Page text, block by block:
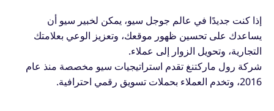
إذا كنت جديدًا في عالم جوجل سيو، يمكن لخبير سيو أن
يساعدك على تحسين ظهور موقعك، وتعزيز الوعي بعلامتك
التجارية، وتحويل الزوار إلى عملاء.
شركة رول ماركتنغ تقدم استراتيجيات سيو مخصصة منذ عام
2016، وتخدم العملاء بحملات تسويق رقمي احترافية.